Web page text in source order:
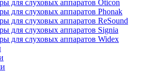
для слуховых аппаратов Oticon
для слуховых аппаратов Phonak
для слуховых аппаратов ReSound
для слуховых аппаратов Signia
для слуховых аппаратов Widex